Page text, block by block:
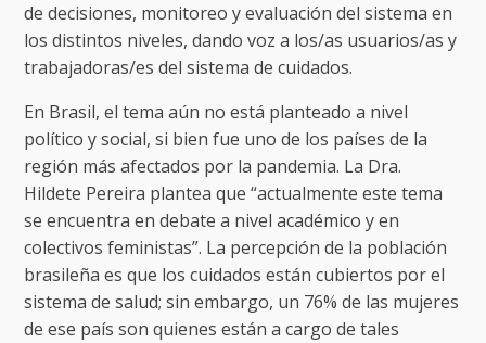
de decisiones, monitoreo y evaluación del sistema en
los distintos niveles, dando voz a los/as usuarios/as y
trabajadoras/es del sistema de cuidados.
En Brasil, el tema aún no está planteado a nivel
político y social, si bien fue uno de los países de la
región más afectados por la pandemia. La Dra.
Hildete Pereira plantea que “actualmente este tema
se encuentra en debate a nivel académico y en
colectivos feministas”. La percepción de la población
brasileña es que los cuidados están cubiertos por el
sistema de salud; sin embargo, un 76% de las mujeres
de ese país son quienes están a cargo de tales